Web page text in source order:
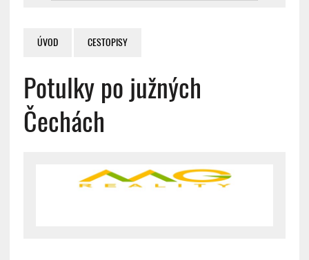
ÚVOD CESTOPISY
Potulky po južných
Čechách